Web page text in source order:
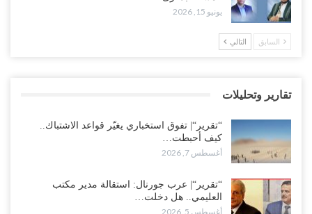
أغسطس 6, 2026
العقيلي يعلن تمرّد قيادات عسكرية.. أزمة “البطاقة الذكية” تمهّد لإقالات
ضربات صنعاء تربك التحشيدات السعودية شرق اليمن.. خسائر بشرية
وانسحابات وفوضى تعصف بمعسكرات حضرموت ومأرب..!
أغسطس 6, 2026
تداعيات هروب باكريت تتصاعد.. اعتقالات في الرياض وتوتر قبلي يهدد
بتعقيد المشهد في المهرة..!
أغسطس 6, 2026
يونيو 15, 2026
السابق التالي
تقارير وتحليلات
“تقرير“| تفوق استخباري يغيّر قواعد الاشتباك..
كيف أحبطت…
أغسطس 7, 2026
“تقرير“| عرب جورنال: استقالة مدير مكتب
العليمي.. هل دخلت…
أغسطس 5, 2026